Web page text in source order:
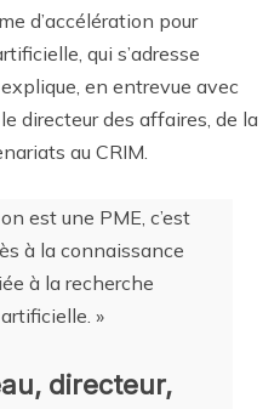
d’accélération pour
qui s’adresse
en entrevue avec
directeur des affaires, de la
au CRIM.
est une PME, c’est
à la connaissance
à la recherche
»
directeur,